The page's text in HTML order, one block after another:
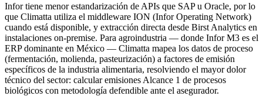
Infor tiene menor estandarización de APIs que SAP u Oracle, por lo
que Climatta utiliza el middleware ION (Infor Operating Network)
cuando está disponible, y extracción directa desde Birst Analytics en
instalaciones on-premise. Para agroindustria — donde Infor M3 es el
ERP dominante en México — Climatta mapea los datos de proceso
(fermentación, molienda, pasteurización) a factores de emisión
específicos de la industria alimentaria, resolviendo el mayor dolor
técnico del sector: calcular emisiones Alcance 1 de procesos
biológicos con metodología defendible ante el asegurador.